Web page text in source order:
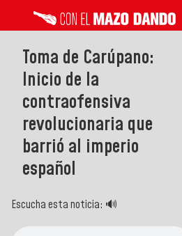
Toma de Carúpano:
Inicio de la
contraofensiva
revolucionaria que
barrió al imperio
español
Escucha esta noticia: 🔊